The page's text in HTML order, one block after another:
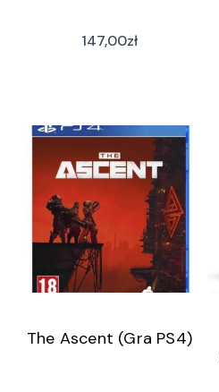
147,00zł
The Ascent (Gra PS4)